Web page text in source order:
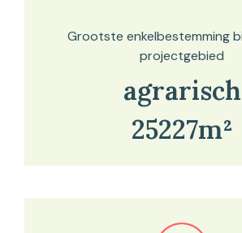
Grootste enkelbestemming
projectgebied
agrarisch
25227m²